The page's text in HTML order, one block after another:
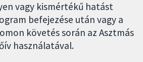
vagy kismértékű hatást
befejezése után vagy a
követés során az Asztmás
használatával.